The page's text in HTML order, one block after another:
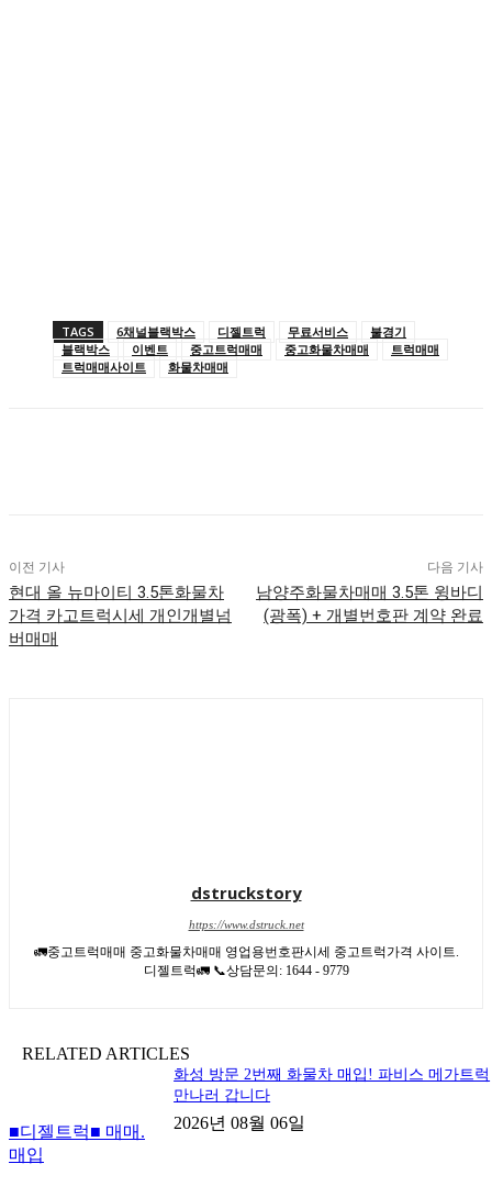
TAGS 6채널블랙박스 디젤트럭 무료서비스
불경기
블랙박스
이벤트 중고트럭매매 중고화물차매매
트럭매매
트럭매매사이트
화물차매매
이전 기사
현대 올 뉴마이티 3.5톤화물차
가격 카고트럭시세 개인개별넘
버매매
다음 기사
남양주화물차매매 3.5톤 윙바디
(광폭) + 개별번호판 계약 완료
dstruckstory
https://www.dstruck.net
🚛중고트럭매매 중고화물차매매 영업용번호판시세 중고트럭가격 사이트.
디젤트럭🚛 📞상담문의: 1644 - 9779
RELATED ARTICLES
■디젤트럭■ 매매.
매입
화성 방문 2번째 화물차 매입! 파비스 메가트럭
만나러 갑니다
2026년 08월 06일